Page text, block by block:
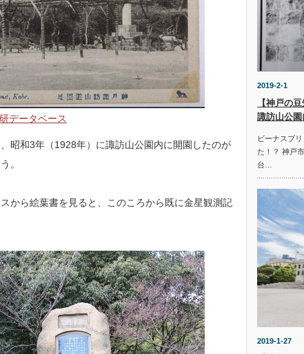
データベース
昭和3年（1928年）に諏訪山公園内に開園したのが
。
から絵葉書を見ると、このころから既に金星観測記
2019-2-1
【神戸の
諏訪山公園
ビーナスブ
た！？ 神戸
台…
2019-1-27